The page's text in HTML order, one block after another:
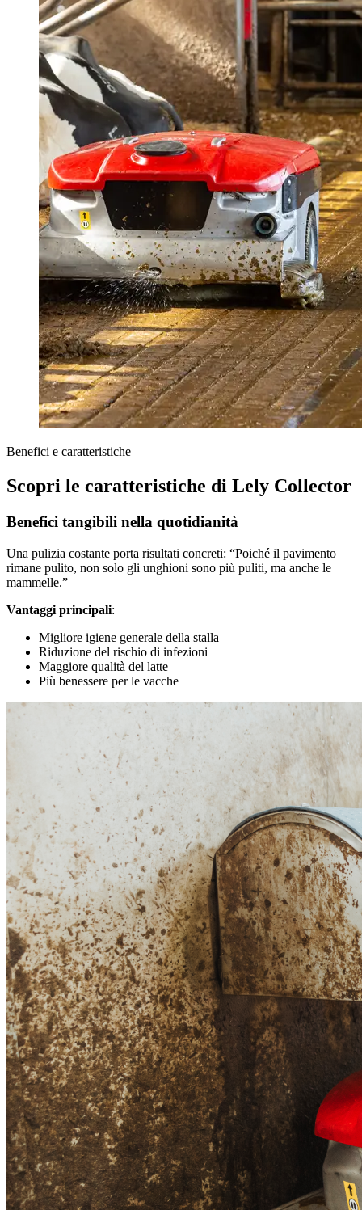
Benefici e caratteristiche
Scopri le caratteristiche di Lely Collector
Benefici tangibili nella quotidianità
Una pulizia costante porta risultati concreti: “Poiché il pavimento
rimane pulito, non solo gli unghioni sono più puliti, ma anche le
mammelle.”
Vantaggi principali:
Migliore igiene generale della stalla
Riduzione del rischio di infezioni
Maggiore qualità del latte
Più benessere per le vacche